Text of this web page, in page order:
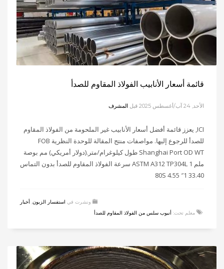
قائمة أسعار الأنابيب الفولاذ المقاوم للصدأ
الأحد, 24 آب/أغسطس 2025 قبل المشرف
ICI, يعزز قائمة أفضل أسعار الأنابيب غير الملحومة من الفولاذ المقاوم
للصدأ للرجوع إليها. مواصفات منتج المقالة للوحدة النظرية FOB
Shanghai Port OD WT طول كيلوغرام/متر.(دولار أمريكي) مم بوصة
ملم 1 ASTM A312 TP304L سرعة الفولاذ المقاوم للصدأ بدون التماس
33.40 1″ 4.55 80S
ونشرت في استفسار الزبون, أخبار
معلم تحت: أنبوب سلس من الفولاذ المقاوم للصدأ